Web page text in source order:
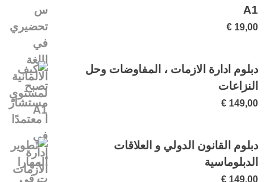
A1
€ 19,00
دبلوم ادارة الازمات ، المفاوضات وحل
النزاعات
€ 149,00
دبلوم القانون الدولي و العلاقات
الدبلوماسية
€ 149,00